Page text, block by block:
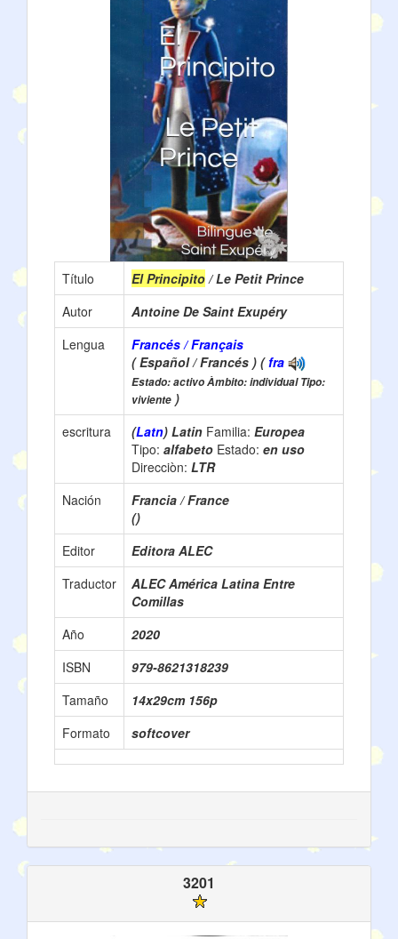
Título El Principito / Le Petit Prince
Autor
Antoine De Saint Exupéry
Lengua
Francés / Français
( Español / Francés ) ( fra
Estado: activo Àmbito: individual Tipo:
viviente )
escritura
(Latn) Latin Familia: Europea
Tipo: alfabeto Estado: en uso
Direcciòn: LTR
Nación
Francia / France
()
Editor
Editora ALEC
Traductor
ALEC América Latina Entre
Comillas
Año
2020
ISBN
979-8621318239
Tamaño
14x29cm 156p
Formato
softcover
3201